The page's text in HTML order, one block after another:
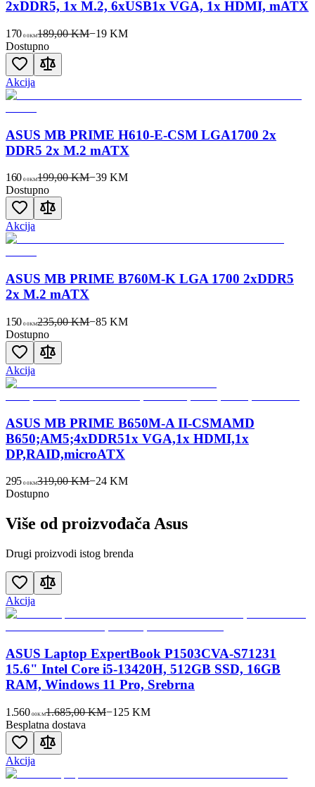
2xDDR5, 1x M.2, 6xUSB1x VGA, 1x HDMI, mATX
170 00KM189,00 KM−19 KM
Dostupno
Akcija
ASUS MB PRIME H610-E-CSM LGA1700 2x
DDR5 2x M.2 mATX
160 00KM199,00 KM−39 KM
Dostupno
Akcija
ASUS MB PRIME B760M-K LGA 1700 2xDDR5
2x M.2 mATX
150 00KM235,00 KM−85 KM
Dostupno
Akcija
ASUS MB PRIME B650M-A II-CSMAMD
B650;AM5;4xDDR51x VGA,1x HDMI,1x
DP,RAID,microATX
295 00KM319,00 KM−24 KM
Dostupno
Više od proizvođača Asus
Drugi proizvodi istog brenda
Akcija
ASUS Laptop ExpertBook P1503CVA-S71231
15.6" Intel Core i5-13420H, 512GB SSD, 16GB
RAM, Windows 11 Pro, Srebrna
1.560 00KM1.685,00 KM−125KM
Besplatna dostava
Akcija